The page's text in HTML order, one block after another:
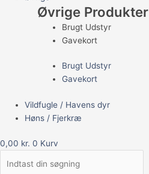
Øvrige Produkter
Brugt Udstyr
Gavekort
Brugt Udstyr
Gavekort
Vildfugle / Havens dyr
Høns / Fjerkræ
0,00 kr. 0 Kurv